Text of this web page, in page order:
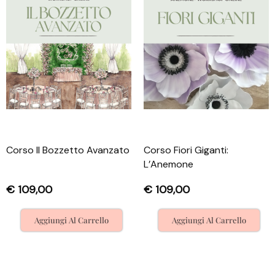
Corso Il Bozzetto Avanzato
€ 109,00
Aggiungi Al Carrello
Corso Fiori Giganti:
L’Anemone
€ 109,00
Aggiungi Al Carrello